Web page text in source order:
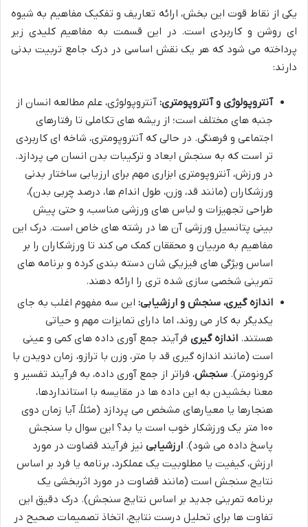
یکی از نقاط قوت این بخش، ارائه تعاریف و تفکیک مفاهیم به شیوه
ای روشن و کاربردی است. در این قسمت به مفاهیم کلیدی زیر
پرداخته می شود که هر یک نقش اساسی در درک جامع تربیت بدنی
دارند:
آنتروپولوژی و آنتروپومتری: آنتروپولوژی، علم مطالعه انسان از
جنبه های مختلف است؛ از ریشه های تکاملی تا رفتارهای
اجتماعی و فرهنگی. در حالی که آنتروپومتری، شاخه ای کاربردی
تر است که به سنجش ابعاد و ترکیبات بدن انسان می پردازد.
در ورزش، آنتروپومتری ابزاری مهم برای ارزیابی ساختار بدنی
ورزشکاران (مانند قد، وزن، طول اندام ها، درصد چربی بدن)،
طراحی تجهیزات و لباس های ورزشی مناسب، و حتی پیش
بینی پتانسیل ورزشی آن ها در رشته های خاص است. درک این
مفاهیم به مربیان و محققان کمک می کند تا ورزشکاران را بر
اساس ویژگی های فیزیکی شان دسته بندی کرده و برنامه های
تمرینی شخصی سازی شده تری را ارائه دهند.
اندازه گیری، سنجش و ارزشیابی: این سه مفهوم اغلب به جای
یکدیگر به کار می روند، اما دارای تمایزات مهم و حیاتی
هستند. اندازه گیری فرآیند جمع آوری داده های کمی و عینی
است (مانند اندازه گیری قد با متر، وزن با ترازو، زمان دویدن با
کرونومتر). سنجش، فراتر از جمع آوری داده، به فرآیند تفسیر و
معنا بخشیدن به این داده ها در مقایسه با استانداردها،
هنجارها یا معیارهای مشخص می پردازد (مثلاً، آیا زمان دوی
۱۰۰ متر یک ورزشکار خوب است یا بد؟ این سوال با سنجش
پاسخ داده می شود). ارزشیابی نیز فرآیند قضاوت در مورد
ارزش، کیفیت یا مطلوبیت یک عملکرد، برنامه یا فرد بر اساس
نتایج سنجش است (مانند قضاوت در مورد اثربخشی یک
برنامه تمرینی جدید بر اساس نتایج سنجش). درک دقیق این
تفاوت ها برای تحلیل درست نتایج، اتخاذ تصمیمات صحیح در